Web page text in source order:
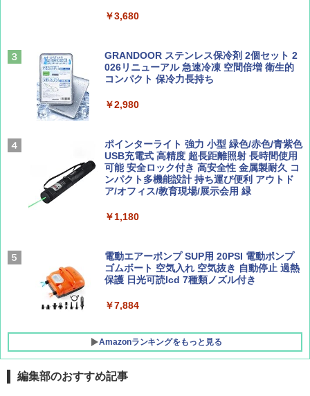
Coyote No.89 特集 星野道夫 夢見る旅
AIRLINE（エアライン）2026年9月号【特
集】ボーイング110周年を祝して！
￥1,760
￥2,079
A26 地球の歩き方 チェコ ポーランド スロヴ
ァキア 2026～2027 地球の歩き方A ヨーロッ
新しい日本地理 地図・統計・移動から読み
解く (講談社現代新書)
￥1,540
500002(88859)
￥5,999
ーティング フルクローズ メッシュ 3-4人用
簡単設置 ポップアップテント エクルベージ
ュ(BC仕様) PATC-150B(EB)
￥9,990
イド ブラックコーティング フルクローズ メ
ッシュ 4人用 簡単設置 ポップアップテント P
ATCW-150B エクルベージュ
￥-
￥3,680
GRANDOOR ステンレス保冷剤 2個セット 2
026リニューアル 急速冷凍 空間倍増 衛生的
コンパクト 保冷力長持ち
￥2,980
ポインターライト 強力 小型 緑色/赤色/青紫色
USB充電式 高精度 超長距離照射 長時間使用
可能 安全ロック付き 高安全性 金属製耐久 コ
ンパクト多機能設計 持ち運び便利 アウトド
ア/オフィス/教育現場/展示会用 緑
￥1,180
電動エアーポンプ SUP用 20PSI 電動ポンプ
ゴムボート 空気入れ 空気抜き 自動停止 過熱
保護 日光可読lcd 7種類ノズル付き
￥7,884
Amazonランキングをもっと見る
編集部のおすすめ記事